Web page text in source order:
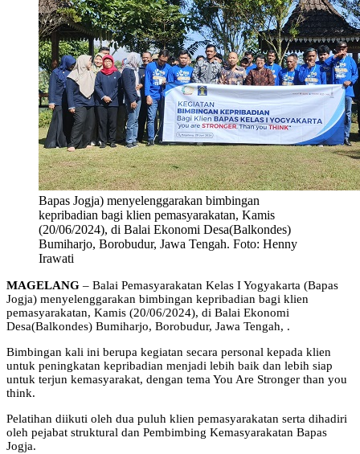
Bapas Jogja) menyelenggarakan bimbingan
kepribadian bagi klien pemasyarakatan, Kamis
(20/06/2024), di Balai Ekonomi Desa(Balkondes)
Bumiharjo, Borobudur, Jawa Tengah. Foto: Henny
Irawati
MAGELANG – Balai Pemasyarakatan Kelas I Yogyakarta (Bapas
Jogja) menyelenggarakan bimbingan kepribadian bagi klien
pemasyarakatan, Kamis (20/06/2024), di Balai Ekonomi
Desa(Balkondes) Bumiharjo, Borobudur, Jawa Tengah, .
Bimbingan kali ini berupa kegiatan secara personal kepada klien
untuk peningkatan kepribadian menjadi lebih baik dan lebih siap
untuk terjun kemasyarakat, dengan tema You Are Stronger than you
think.
Pelatihan diikuti oleh dua puluh klien pemasyarakatan serta dihadiri
oleh pejabat struktural dan Pembimbing Kemasyarakatan Bapas
Jogja.